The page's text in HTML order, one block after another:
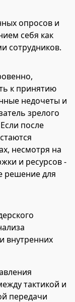
опросов и
себя как
сотрудников.
к принятию
недочеты и
зрелого
после
несмотря на
и ресурсов -
решение для
внутренних
тактикой и
передачи